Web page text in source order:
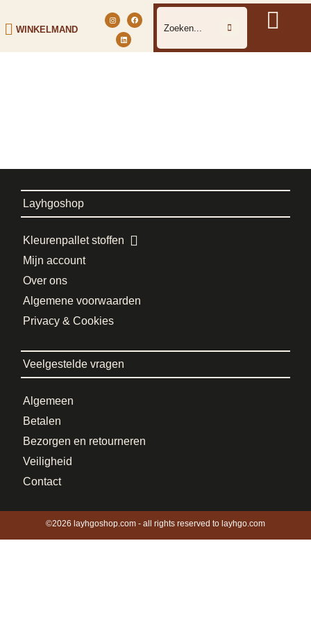
WINKELMAND
Layhgoshop
Kleurenpallet stoffen
Mijn account
Over ons
Algemene voorwaarden
Privacy & Cookies
Veelgestelde vragen
Algemeen
Betalen
Bezorgen en retourneren
Veiligheid
Contact
©2026 layhgoshop.com - all rights reserved to layhgo.com